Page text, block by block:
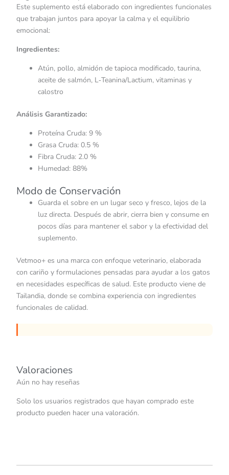
Este suplemento está elaborado con ingredientes funcionales
que trabajan juntos para apoyar la calma y el equilibrio
emocional:
Ingredientes:
Atún, pollo, almidón de tapioca modificado, taurina,
aceite de salmón, L‑Teanina/Lactium, vitaminas y
calostro
Análisis Garantizado:
Proteína Cruda: 9 %
Grasa Cruda: 0.5 %
Fibra Cruda: 2.0 %
Humedad: 88%
Modo de Conservación
Guarda el sobre en un lugar seco y fresco, lejos de la
luz directa. Después de abrir, cierra bien y consume en
pocos días para mantener el sabor y la efectividad del
suplemento.
Vetmoo+ es una marca con enfoque veterinario, elaborada
con cariño y formulaciones pensadas para ayudar a los gatos
en necesidades específicas de salud. Este producto viene de
Tailandia, donde se combina experiencia con ingredientes
funcionales de calidad.
Valoraciones
Aún no hay reseñas
Solo los usuarios registrados que hayan comprado este
producto pueden hacer una valoración.